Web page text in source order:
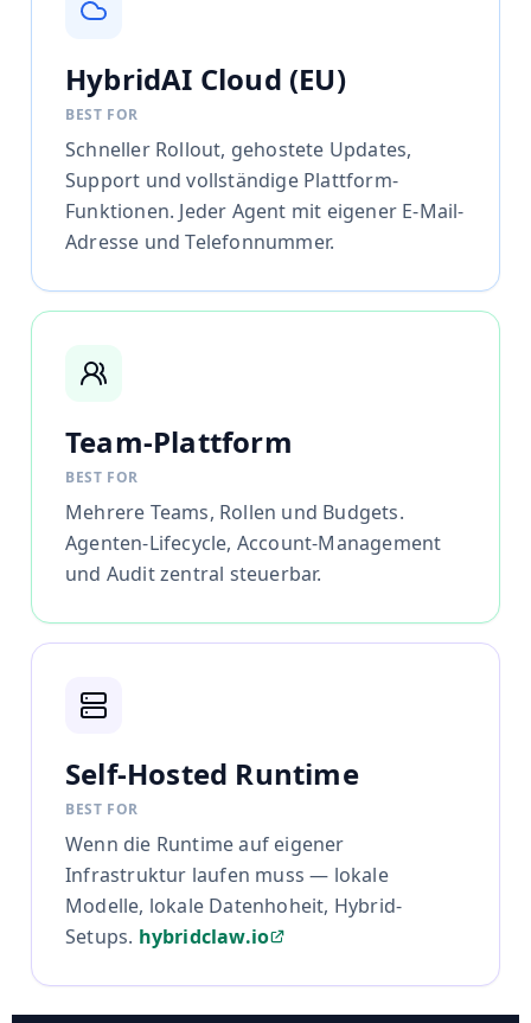
HybridAI Cloud (EU)
BEST FOR
Schneller Rollout, gehostete Updates,
Support und vollständige Plattform-
Funktionen. Jeder Agent mit eigener E-Mail-
Adresse und Telefonnummer.
Team-Plattform
BEST FOR
Mehrere Teams, Rollen und Budgets.
Agenten-Lifecycle, Account-Management
und Audit zentral steuerbar.
Self-Hosted Runtime
BEST FOR
Wenn die Runtime auf eigener
Infrastruktur laufen muss — lokale
Modelle, lokale Datenhoheit, Hybrid-
Setups. hybridclaw.io